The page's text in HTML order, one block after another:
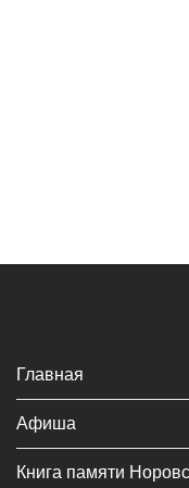
Главная
Афиша
Книга памяти